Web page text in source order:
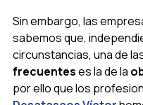
Sin embargo, las
sabemos que,
circunstancias, una de
frecuenteses la de la
por ello que los